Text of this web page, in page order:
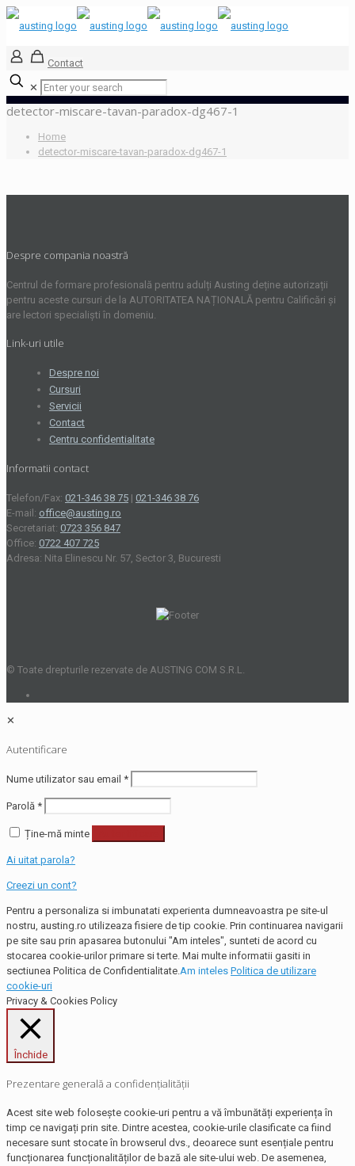
Contact
✕
detector-miscare-tavan-paradox-dg467-1
Home
detector-miscare-tavan-paradox-dg467-1
Despre compania noastră
Centrul de formare profesională pentru adulți Austing deține autorizații
pentru aceste cursuri de la AUTORITATEA NAȚIONALĂ pentru Calificări și
are lectori specialiști în domeniu.
Link-uri utile
Despre noi
Cursuri
Servicii
Contact
Centru confidentialitate
Informatii contact
Telefon/Fax: 021-346 38 75 | 021-346 38 76
E-mail: office@austing.ro
Secretariat: 0723 356 847
Office: 0722 407 725
Adresa: Nita Elinescu Nr. 57, Sector 3, Bucuresti
© Toate drepturile rezervate de AUSTING COM S.R.L.
✕
Autentificare
Nume utilizator sau email *
Parolă *
Ține-mă minte
Ai uitat parola?
Creezi un cont?
Pentru a personaliza si imbunatati experienta dumneavoastra pe site-ul
nostru, austing.ro utilizeaza fisiere de tip cookie. Prin continuarea navigarii
pe site sau prin apasarea butonului "Am inteles", sunteti de acord cu
stocarea cookie-urilor primare si terte. Mai multe informatii gasiti in
sectiunea Politica de Confidentialitate. Am inteles Politica de utilizare
cookie-uri
Privacy & Cookies Policy
Închide
Prezentare generală a confidențialității
Acest site web folosește cookie-uri pentru a vă îmbunătăți experiența în
timp ce navigați prin site. Dintre acestea, cookie-urile clasificate ca fiind
necesare sunt stocate în browserul dvs., deoarece sunt esențiale pentru
funcționarea funcționalităților de bază ale site-ului web. De asemenea,